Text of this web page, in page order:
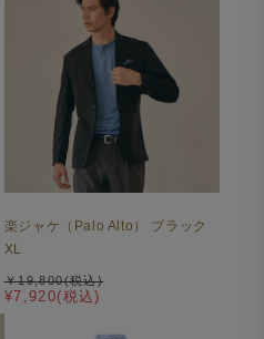
楽ジャケ（Palo Alto） ブラック
XL
¥7,920(税込)
￥19,800(税込)